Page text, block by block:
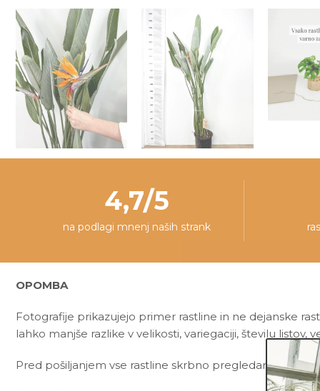
4,7/5
na podlagi mnenj naših strank
OPOMBA
Fotografije prikazujejo primer rastline in ne dejanske
lahko manjše razlike v velikosti, variegaciji, številu listov,
Pred pošiljanjem vse rastline skrbno pregledamo in